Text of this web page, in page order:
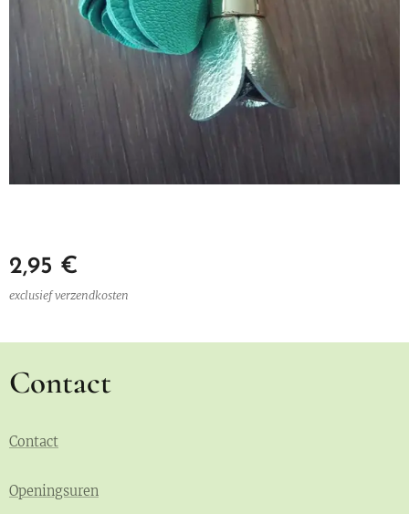
2,95 €
exclusief verzendkosten
Contact
Contact
Openingsuren